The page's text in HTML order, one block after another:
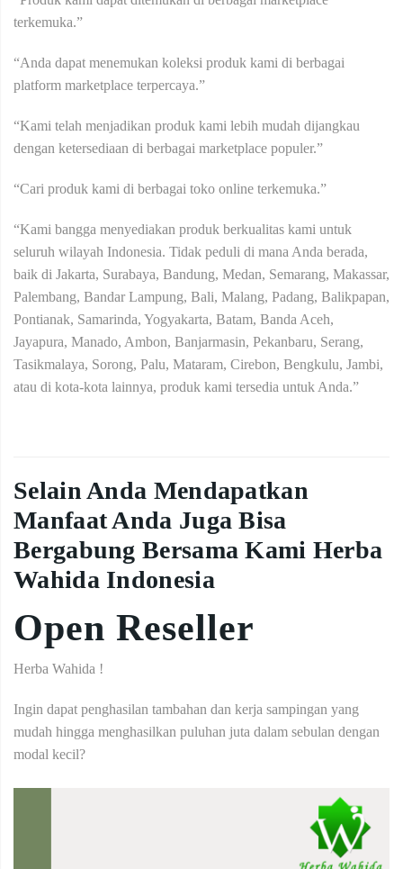
terkemuka.”
“Anda dapat menemukan koleksi produk kami di berbagai
platform marketplace terpercaya.”
“Kami telah menjadikan produk kami lebih mudah dijangkau
dengan ketersediaan di berbagai marketplace populer.”
“Cari produk kami di berbagai toko online terkemuka.”
“Kami bangga menyediakan produk berkualitas kami untuk
seluruh wilayah Indonesia. Tidak peduli di mana Anda berada,
baik di Jakarta, Surabaya, Bandung, Medan, Semarang, Makassar,
Palembang, Bandar Lampung, Bali, Malang, Padang, Balikpapan,
Pontianak, Samarinda, Yogyakarta, Batam, Banda Aceh,
Jayapura, Manado, Ambon, Banjarmasin, Pekanbaru, Serang,
Tasikmalaya, Sorong, Palu, Mataram, Cirebon, Bengkulu, Jambi,
atau di kota-kota lainnya, produk kami tersedia untuk Anda.”
Selain Anda Mendapatkan
Manfaat Anda Juga Bisa
Bergabung Bersama Kami Herba
Wahida Indonesia
Open Reseller
Herba Wahida !
Ingin dapat penghasilan tambahan dan kerja sampingan yang
mudah hingga menghasilkan puluhan juta dalam sebulan dengan
modal kecil?